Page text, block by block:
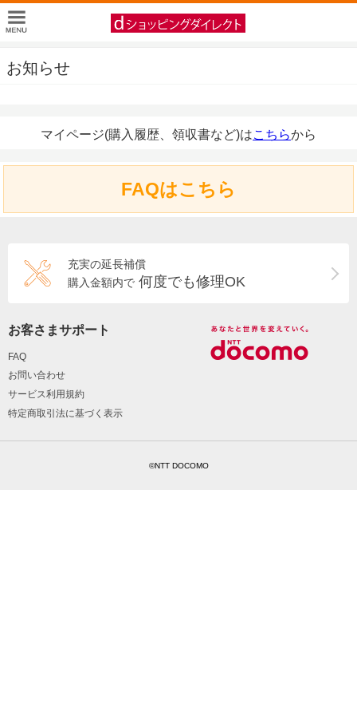
お知らせ
マイページ(購入履歴、領収書など)はこちらから
FAQはこちら
充実の延長補償
購入金額内で 何度でも修理OK
お客さまサポート
FAQ
お問い合わせ
サービス利用規約
特定商取引法に基づく表示
©NTT DOCOMO